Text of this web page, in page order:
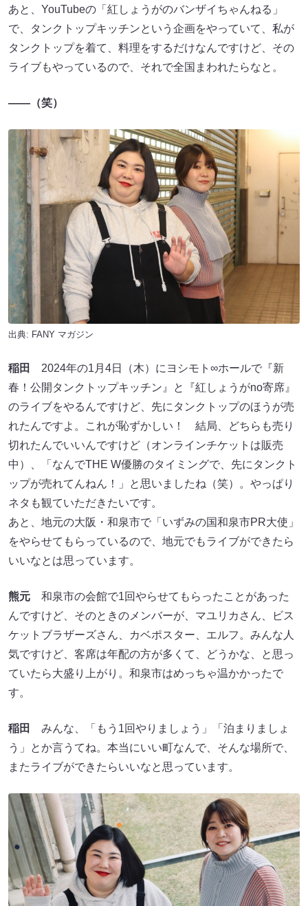
あと、YouTubeの「紅しょうがのバンザイちゃんねる」
で、タンクトップキッチンという企画をやっていて、私が
タンクトップを着て、料理をするだけなんですけど、その
ライブもやっているので、それで全国まわれたらなと。
――（笑）
出典: FANY マガジン
稲田
2024年の1月4日（木）にヨシモト∞ホールで『新
春！公開タンクトップキッチン』と『紅しょうがno寄席』
のライブをやるんですけど、先にタンクトップのほうが売
れたんですよ。これが恥ずかしい！ 結局、どちらも売り
切れたんでいいんですけど（オンラインチケットは販売
中）、「なんでTHE W優勝のタイミングで、先にタンクト
ップが売れてんねん！」と思いましたね（笑）。やっぱり
ネタも観ていただきたいです。
あと、地元の大阪・和泉市で「いずみの国和泉市PR大使」
をやらせてもらっているので、地元でもライブができたら
いいなとは思っています。
熊元 和泉市の会館で1回やらせてもらったことがあった
んですけど、そのときのメンバーが、マユリカさん、ビス
ケットブラザーズさん、カベポスター、エルフ。みんな人
気ですけど、客席は年配の方が多くて、どうかな、と思っ
ていたら大盛り上がり。和泉市はめっちゃ温かかったで
す。
稲田
みんな、「もう1回やりましょう」「泊まりましょ
う」とか言うてね。本当にいい町なんで、そんな場所で、
またライブができたらいいなと思っています。